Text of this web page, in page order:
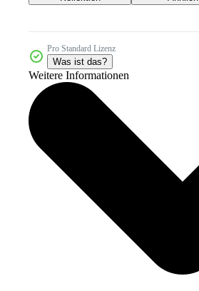
Pro Standard Lizenz
Was ist das?
Weitere Informationen